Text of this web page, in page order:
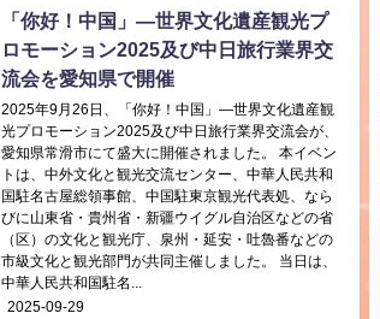
「你好！中国」―世界文化遺産観光プ
ロモーション2025及び中日旅行業界交
流会を愛知県で開催
2025年9月26日、「你好！中国」―世界文化遺産観
光プロモーション2025及び中日旅行業界交流会が、
愛知県常滑市にて盛大に開催されました。 本イベン
トは、中外文化と観光交流センター、中華人民共和
国駐名古屋総領事館、中国駐東京観光代表処、なら
びに山東省・貴州省・新疆ウイグル自治区などの省
（区）の文化と観光庁、泉州・延安・吐魯番などの
市級文化と観光部門が共同主催しました。 当日は、
中華人民共和国駐名...
2025-09-29